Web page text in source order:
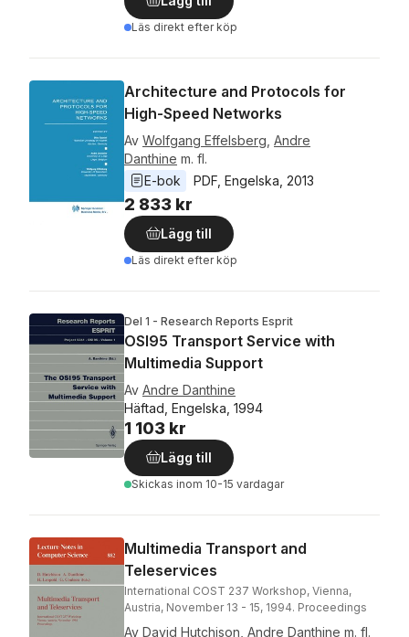
Läs direkt efter köp
Architecture and Protocols for
High-Speed Networks
Av Wolfgang Effelsberg Andre
Danthine m. fl.
E-bok
PDF Engelska 2013
2 833 kr
Lägg till
Läs direkt efter köp
Del 1 - Research Reports Esprit
OSI95 Transport Service with
Multimedia Support
Av Andre Danthine
Häftad, Engelska, 1994
1 103 kr
Lägg till
Skickas inom 10-15 vardagar
Multimedia Transport and
Teleservices
International COST 237 Workshop, Vienna,
Austria, November 13 - 15, 1994. Proceedings
Av David Hutchison Andre Danthine m. fl.